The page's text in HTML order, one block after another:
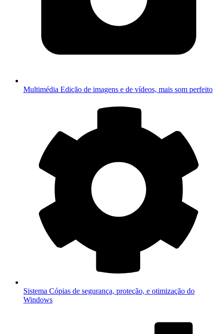
Multimédia Edição de imagens e de vídeos, mais som perfeito
Sistema Cópias de segurança, proteção, e otimização do
Windows